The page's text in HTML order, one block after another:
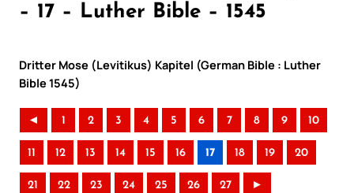
– 17 – Luther Bible – 1545
Dritter Mose (Levitikus) Kapitel (German Bible : Luther
Bible 1545)
◄ 1 2 3 4 5 6 7 8 9 10
11 12 13 14 15 16 17 18 19 20
21 22 23 24 25 26 27 ►